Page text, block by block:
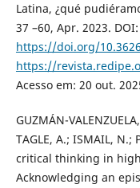
Latina, ¿qué
37 –60, Apr. 2023. DOI:
https://doi.org/
https://
Acesso em: 20 out.
GUZMÁN-
TAGLE, A.; ISMAIL, N.;
critical thinking in
Acknowledging an